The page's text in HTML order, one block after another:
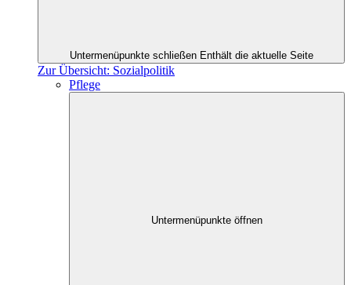
Untermenüpunkte schließen Enthält die aktuelle Seite
Zur Übersicht: Sozialpolitik
Pflege
Untermenüpunkte öffnen